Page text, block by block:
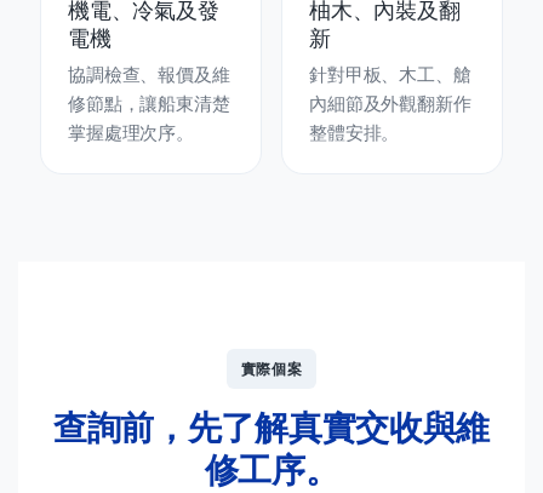
機電、冷氣及發
電機
協調檢查、報價及維
修節點，讓船東清楚
掌握處理次序。
柚木、內裝及翻
新
針對甲板、木工、艙
內細節及外觀翻新作
整體安排。
實際個案
查詢前，先了解真實交收與維
修工序。